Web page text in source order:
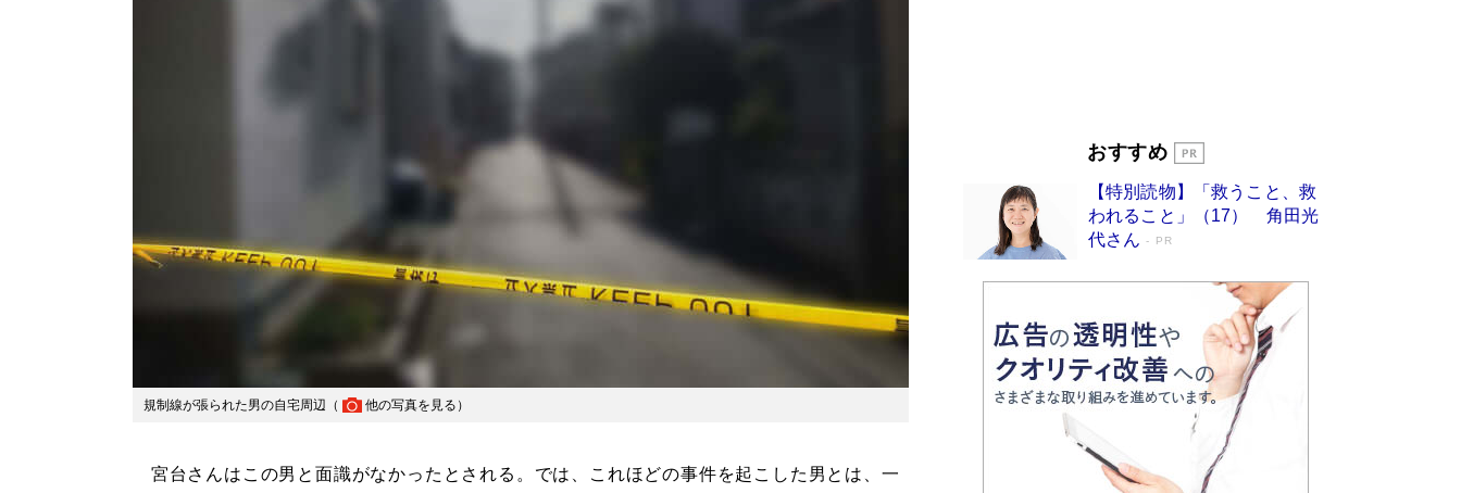
規制線が張られた男の自宅周辺（ 他の写真を見る ）
宮台さんはこの男と面識がなかったとされる。では、これほどの事件を起こした男とは、一
転 上司の“意外な一言”から生まれた「雑談のテ
皇室はなぜ世界から尊敬されているのか？ 「天
皇陛下はお元気でおられるか」がサウジ国王の第
一声になる理由
Book Bang
おすすめ
【特別読物】「救うこと、救
われること」（17） 角田光
代さん
PR